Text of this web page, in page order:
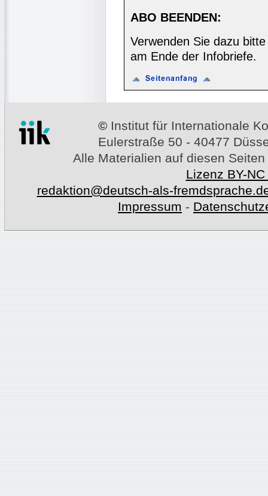
ABO BEENDEN:
Verwenden Sie dazu
am Ende der Infobriefe.
© Institut für Internationale
Eulerstraße 50 - 40477
Alle Materialien auf diesen
Lizenz BY-
redaktion@deutsch-als-
Impressum -